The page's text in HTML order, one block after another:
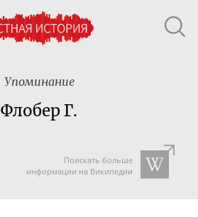
Упоминание
Флобер Г.
Поискать больше
информации на Википедии